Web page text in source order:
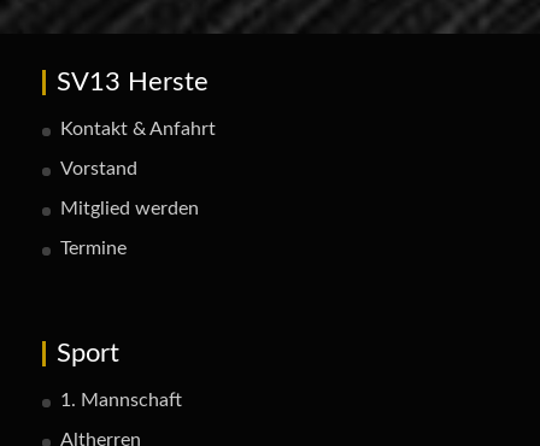
SV13 Herste
Kontakt & Anfahrt
Vorstand
Mitglied werden
Termine
Sport
1. Mannschaft
Altherren